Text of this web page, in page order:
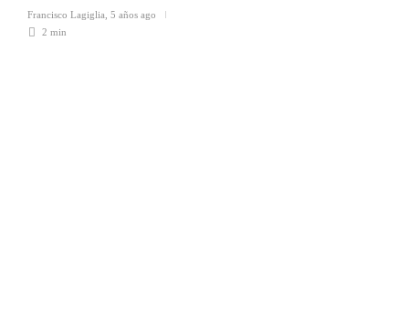
Francisco Lagiglia 5 años ago
2 min